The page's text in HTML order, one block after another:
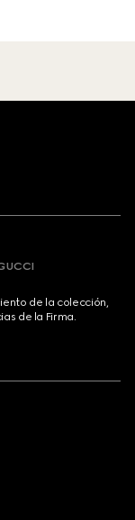
de la colección,
de la Firma.